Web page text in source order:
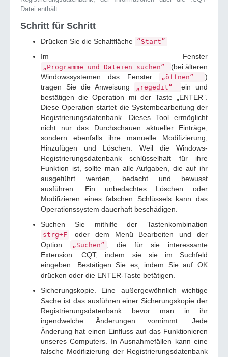
Datei enthält.
Schritt für Schritt
Drücken Sie die Schaltfläche “Start”
Im Fenster
„Programme und Dateien suchen”
(bei älteren
Windowssystemen das Fenster
„öffnen”
)
tragen Sie die Anweisung
„regedit“
ein und
bestätigen die Operation mi der Taste „ENTER”.
Diese Operation startet die Systembearbeitung der
Registrierungsdatenbank. Dieses Tool ermöglicht
nicht nur das Durchschauen aktueller Einträge,
sondern ebenfalls ihre manuelle Modifizierung,
Hinzufügen und Löschen. Weil die Windows-
Registrierungsdatenbank schlüsselhaft für ihre
Funktion ist, sollte man alle Aufgaben, die auf ihr
ausgeführt werden, bedacht und bewusst
ausführen. Ein unbedachtes Löschen oder
Modifizieren eines falschen Schlüssels kann das
Operationssystem dauerhaft beschädigen.
Suchen Sie mithilfe der Tastenkombination
strg+F
oder dem Menü Bearbeiten und der
Option
„Suchen”
, die für sie interessante
Extension .CQT, indem sie sie im Suchfeld
eingeben. Bestätigen Sie es, indem Sie auf OK
drücken oder die ENTER-Taste betätigen.
Sicherungskopie. Eine außergewöhnlich wichtige
Sache ist das ausführen einer Sicherungskopie der
Registrierungsdatenbank bevor man in ihr
irgendwelche Änderungen vornimmt. Jede
Änderung hat einen Einfluss auf das Funktionieren
unseres Computers. In Ausnahmefällen kann eine
falsche Modifizierung der Registrierungsdatenbank